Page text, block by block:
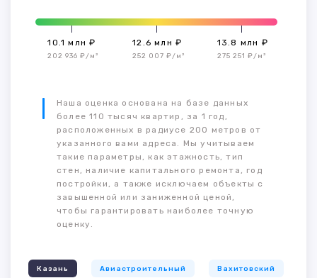
10.1 млн ₽
202 936 ₽/м²
12.6 млн ₽
252 007 ₽/м²
13.8 млн ₽
275 251 ₽/м²
Наша оценка основана на базе данных
более 110 тысяч квартир, за 1 год,
расположенных в радиусе 200 метров от
указанного вами адреса. Мы учитываем
такие параметры, как этажность, тип
стен, наличие капитального ремонта, год
постройки, а также исключаем объекты с
завышенной или заниженной ценой,
чтобы гарантировать наиболее точную
оценку.
Казань Авиастроительный Вахитовский